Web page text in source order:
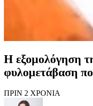
Η εξομολόγηση
φυλομετάβαση
ΠΡΙΝ 2 ΧΡΟΝΙΑ